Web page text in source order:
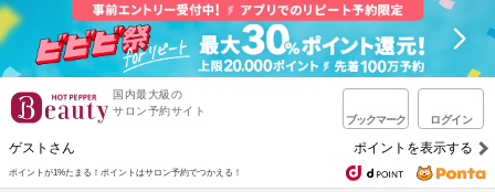
国内最大級の
サロン予約サイト
ブックマーク ログイン
ゲストさん ポイントを表示する
ポイントが1%たまる！ ポイントはサロン予約でつかえる！